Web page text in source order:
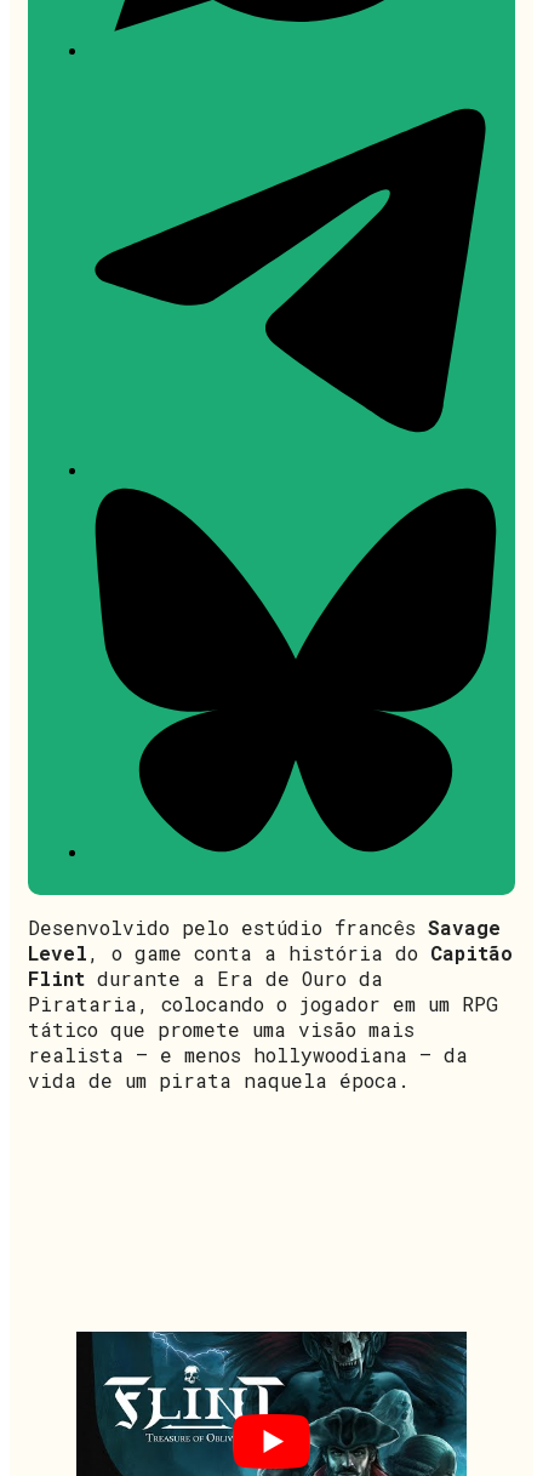
Desenvolvido pelo estúdio francês Savage
Level, o game conta a história do Capitão
Flint durante a Era de Ouro da
Pirataria, colocando o jogador em um RPG
tático que promete uma visão mais
realista – e menos hollywoodiana – da
vida de um pirata naquela época.